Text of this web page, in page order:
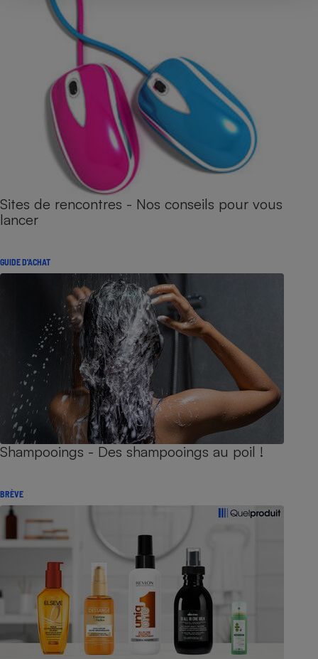
Sites de rencontres - Nos conseils pour vous
lancer
GUIDE D'ACHAT
Shampooings - Des shampooings au poil !
BRÈVE